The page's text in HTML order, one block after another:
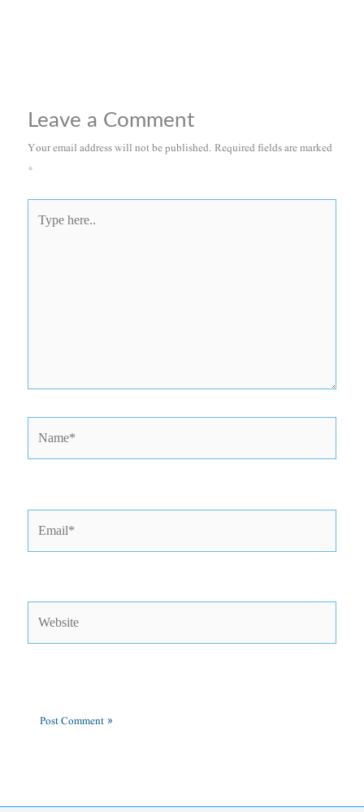
Leave a Comment
Your email address will not be published.Required fields are marked
*
here..